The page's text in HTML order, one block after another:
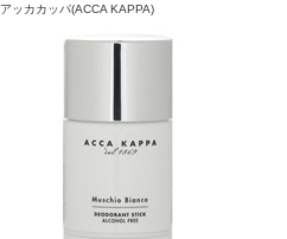
アッカカッパ(ACCA KAPPA)